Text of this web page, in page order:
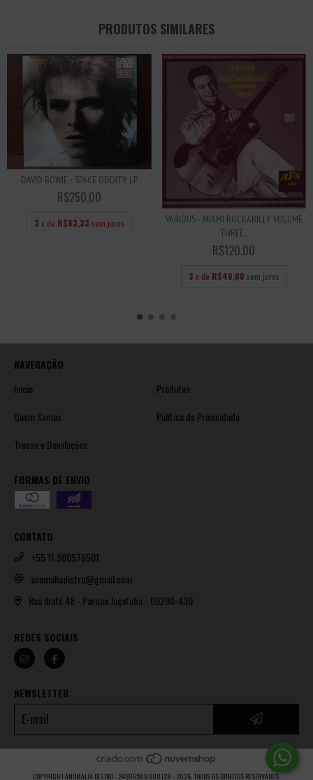
PRODUTOS SIMILARES
DAVID BOWIE - SPACE ODDITY LP
R$250,00
3 x de R$83,33 sem juros
VARIOUS - MIAMI ROCKABILLY VOLUME
THREE...
R$120,00
3 x de R$40,00 sem juros
NAVEGAÇÃO
Início
Produtos
Quem Somos
Política de Privacidade
Trocas e Devoluções
FORMAS DE ENVIO
CONTATO
+55 11 980576501
anomaliadistro@gmail.com
Rua Ibaté 48 - Parque Jaçatuba - 09290-430
REDES SOCIAIS
NEWSLETTER
COPYRIGHT ANOMALIA DISTRO - 24696588000128 - 2026. TODOS OS DIREITOS RESERVADOS.